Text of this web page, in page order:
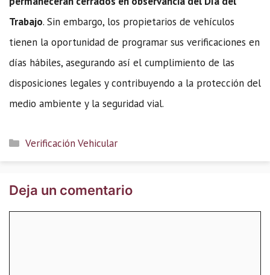
Trabajo. Sin embargo, los propietarios de vehículos
tienen la oportunidad de programar sus verificaciones en
días hábiles, asegurando así el cumplimiento de las
disposiciones legales y contribuyendo a la protección del
medio ambiente y la seguridad vial.
Categorías
Verificación Vehicular
Deja un comentario